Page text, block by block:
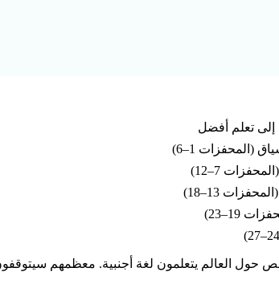
إلى تعلم أفضل
(المحفزات 1–6)
7–12)
13–18)
19–23)